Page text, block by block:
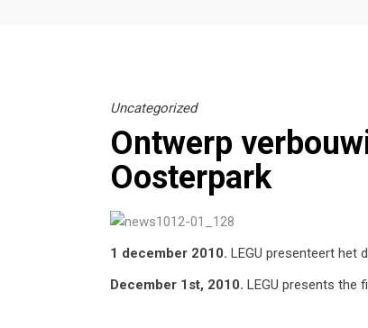
Uncategorized
Ontwerp
Oosterpark
1 december 2010. LEGU presenteert het
December 1st, 2010. LEGU presents the